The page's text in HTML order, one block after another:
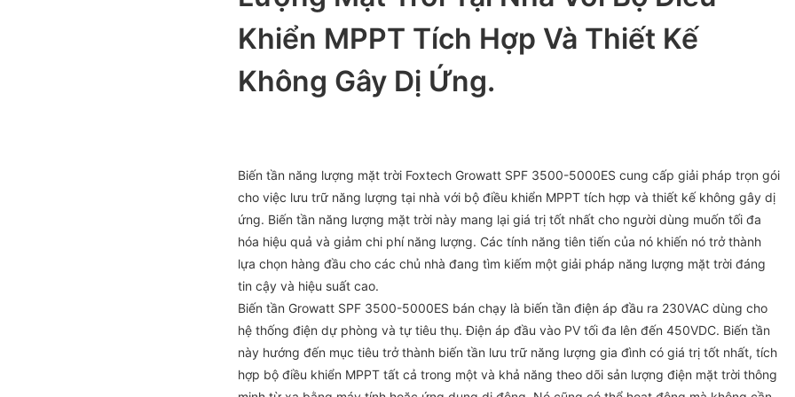
Khiển MPPT Tích Hợp Và Thiết Kế
Không Gây Dị Ứng.
Biến tần năng lượng mặt trời Foxtech Growatt SPF 3500-5000ES cung cấp giải pháp trọn gói
cho việc lưu trữ năng lượng tại nhà với bộ điều khiển MPPT tích hợp và thiết kế không gây dị
ứng. Biến tần năng lượng mặt trời này mang lại giá trị tốt nhất cho người dùng muốn tối đa
hóa hiệu quả và giảm chi phí năng lượng. Các tính năng tiên tiến của nó khiến nó trở thành
lựa chọn hàng đầu cho các chủ nhà đang tìm kiếm một giải pháp năng lượng mặt trời đáng
tin cậy và hiệu suất cao.
Biến tần Growatt SPF 3500-5000ES bán chạy là biến tần điện áp đầu ra 230VAC dùng cho
hệ thống điện dự phòng và tự tiêu thụ. Điện áp đầu vào PV tối đa lên đến 450VDC. Biến tần
này hướng đến mục tiêu trở thành biến tần lưu trữ năng lượng gia đình có giá trị tốt nhất, tích
hợp bộ điều khiển MPPT tất cả trong một và khả năng theo dõi sản lượng điện mặt trời thông